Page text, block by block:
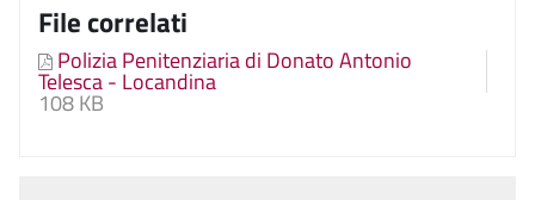
File correlati
Polizia Penitenziaria di Donato Antonio
Telesca - Locandina
108 KB